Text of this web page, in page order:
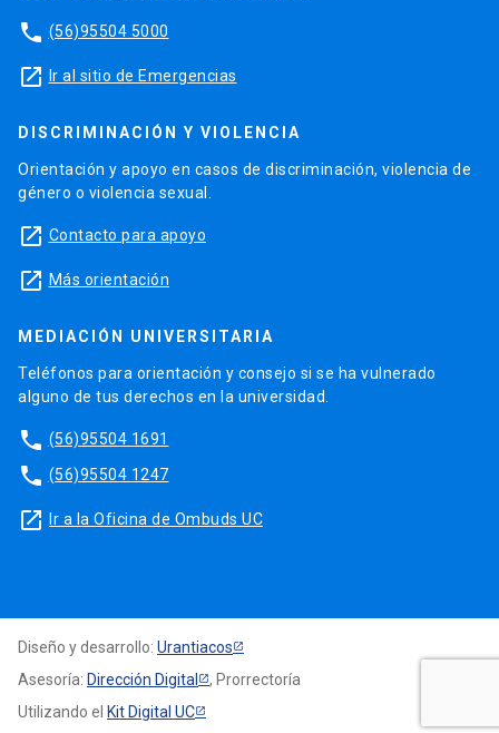
phone (56)95504 5000
launch Ir al sitio de Emergencias
DISCRIMINACIÓN Y VIOLENCIA
Orientación y apoyo en casos de discriminación, violencia de
género o violencia sexual.
launch Contacto para apoyo
launch Más orientación
MEDIACIÓN UNIVERSITARIA
Teléfonos para orientación y consejo si se ha vulnerado
alguno de tus derechos en la universidad.
phone (56)95504 1691
phone (56)95504 1247
launch Ir a la Oficina de Ombuds UC
Diseño y desarrollo: Urantiacos
Asesoría: Dirección Digital
, Prorrectoría
Utilizando el Kit Digital UC